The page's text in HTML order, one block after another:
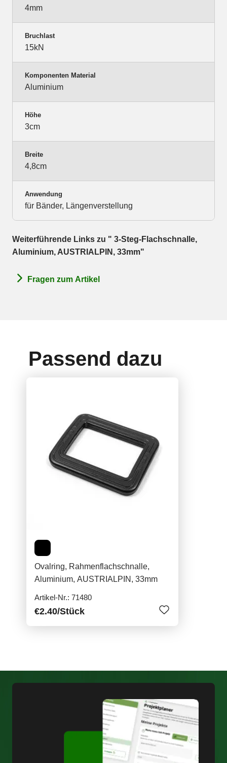
4mm
Bruchlast
15kN
Komponenten Material
Aluminium
Höhe
3cm
Breite
4,8cm
Anwendung
für Bänder, Längenverstellung
Weiterführende Links zu " 3-Steg-Flachschnalle,
Aluminium, AUSTRIALPIN, 33mm"
Fragen zum Artikel
Passend dazu
Ovalring, Rahmenflachschnalle,
Aluminium, AUSTRIALPIN, 33mm
Artikel-Nr.: 71480
€2.40/Stück